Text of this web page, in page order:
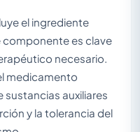
el ingrediente
componente es clave
necesario.
medicamento
auxiliares
y la tolerancia del